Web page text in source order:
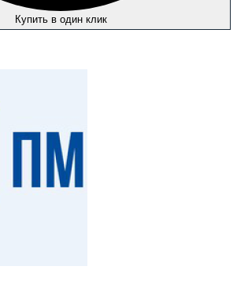
Купить в один клик